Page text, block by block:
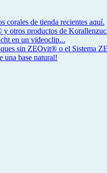
corales de tienda recientes aquí.
otros productos de
en un videoclip...
sin ZEOvit® o el Sistema
una base natural!